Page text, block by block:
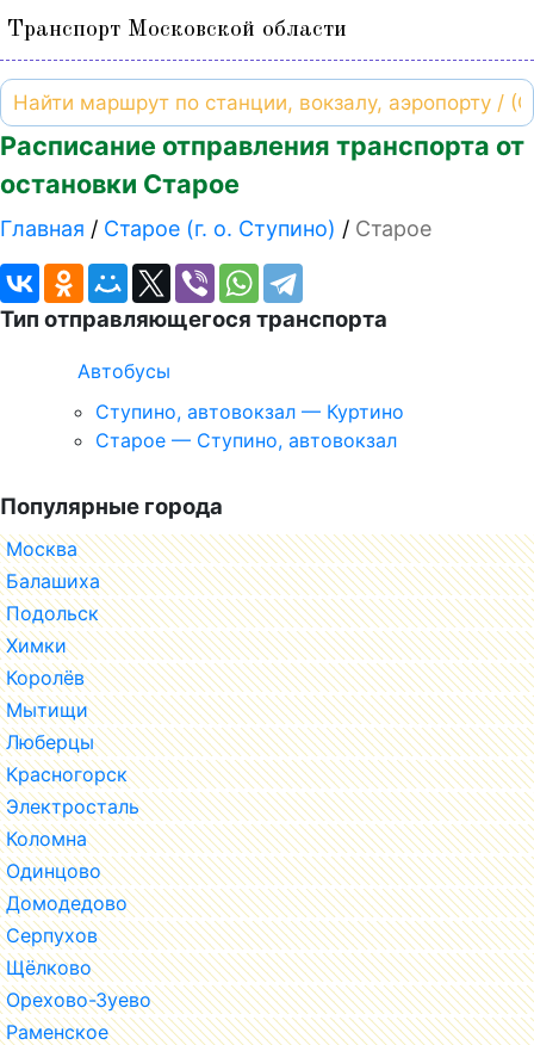
Транспорт Московской области
Расписание отправления транспорта от
остановки Старое
Главная Старое (г. о. Ступино) Старое
Тип отправляющегося транспорта
Автобусы
Ступино, автовокзал — Куртино
Старое — Ступино, автовокзал
Популярные города
Москва
Балашиха
Подольск
Химки
Королёв
Мытищи
Люберцы
Красногорск
Электросталь
Коломна
Одинцово
Домодедово
Серпухов
Щёлково
Орехово-Зуево
Раменское